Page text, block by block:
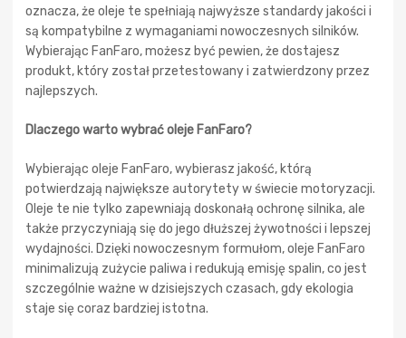
oznacza, że oleje te spełniają najwyższe standardy jakości i
są kompatybilne z wymaganiami nowoczesnych silników.
Wybierając FanFaro, możesz być pewien, że dostajesz
produkt, który został przetestowany i zatwierdzony przez
najlepszych.
Dlaczego warto wybrać oleje FanFaro?
Wybierając oleje FanFaro, wybierasz jakość, którą
potwierdzają największe autorytety w świecie motoryzacji.
Oleje te nie tylko zapewniają doskonałą ochronę silnika, ale
także przyczyniają się do jego dłuższej żywotności i lepszej
wydajności. Dzięki nowoczesnym formułom, oleje FanFaro
minimalizują zużycie paliwa i redukują emisję spalin, co jest
szczególnie ważne w dzisiejszych czasach, gdy ekologia
staje się coraz bardziej istotna.